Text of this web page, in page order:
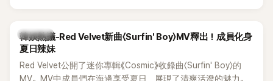
熱議討論
韓娛熱議-Red Velvet新曲〈Surfin' Boy〉MV釋出！成員化身
夏日辣妹
Red Velvet公開了迷你專輯《Cosmic》收錄曲〈Surfin' Boy〉的
MV。MV中成員們在海邊享受夏日，展現了清爽活潑的魅力。